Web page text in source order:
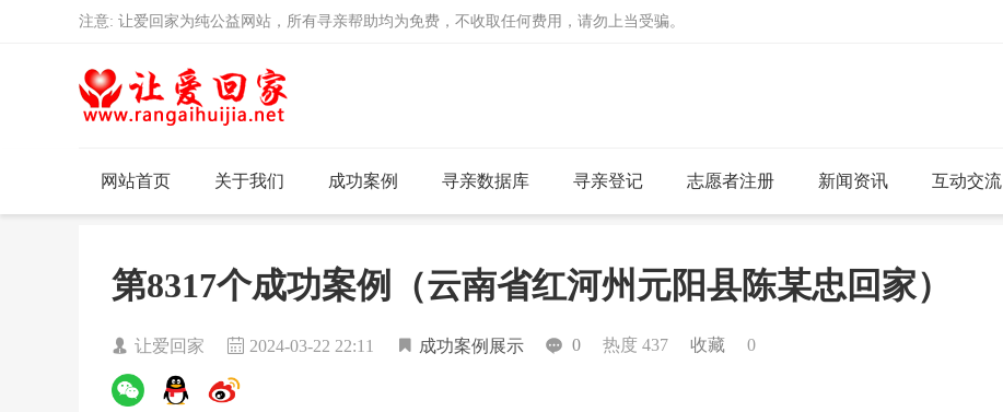
注意: 让爱回家为纯公益网站，所有寻亲帮助均为免费，不收取任何费用，请勿上当受骗。
网站首页 关于我们 成功案例 寻亲数据库 寻亲登记 志愿者注册 新闻资讯 互动交流
第8317个成功案例（云南省红河州元阳县陈某忠回家）
让爱回家 2024-03-22 22:11 成功案例展示 0 热度 437 收藏 0